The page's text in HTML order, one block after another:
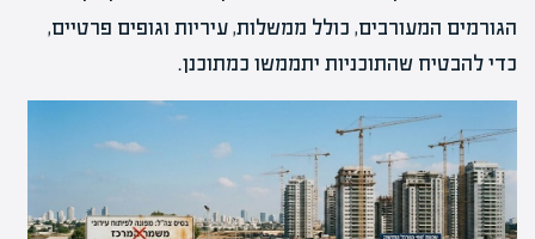
הגורמים המעורבים, כולל ממשלות, עיריות וגופים פרטיים,
כדי להבטיח שהתוכניות יתממשו כמתוכנן.